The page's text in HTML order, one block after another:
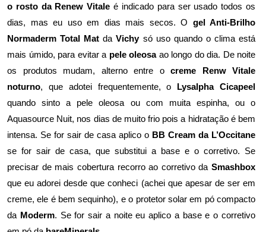
o rosto da Renew Vitale é indicado para ser usado todos os
dias, mas eu uso em dias mais secos. O gel Anti-Brilho
Normaderm Total Mat daVichysó uso quando o clima está
mais úmido, para evitar a pele oleosaao longo do dia. De noite
os produtos mudam, alterno entre o creme Renw Vitale
noturno, que adotei frequentemente, o Lysalpha Cicapeel
quando sinto a pele oleosa ou com muita espinha, ou o
Aquasource Nuit, nos dias de muito frio pois a hidratação é bem
intensa. Se for sair de casa aplico o BB Cream da L’Occitane
se for sair de casa, que substitui a base e o corretivo. Se
precisar de mais cobertura recorro ao corretivo da Smashbox
que eu adorei desde que conheci (achei que apesar de ser em
creme, ele é bem sequinho), e o protetor solar em pó compacto
da Moderm. Se for sair a noite eu aplico a base e o corretivo